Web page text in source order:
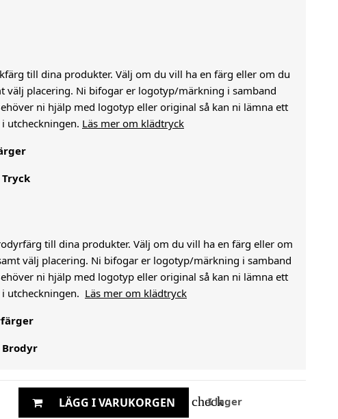
till dina produkter. Välj om du vill ha en färg eller om du
välj placering. Ni bifogar er logotyp/märkning i samband
ni hjälp med logotyp eller original så kan ni lämna ett
utcheckningen. Läs mer om klädtryck
till dina produkter. Välj om du vill ha en färg eller om
välj placering. Ni bifogar er logotyp/märkning i samband
ni hjälp med logotyp eller original så kan ni lämna ett
utcheckningen. Läs mer om klädtryck
Brodyr
LÄGG I VARUKORGEN check
I lager